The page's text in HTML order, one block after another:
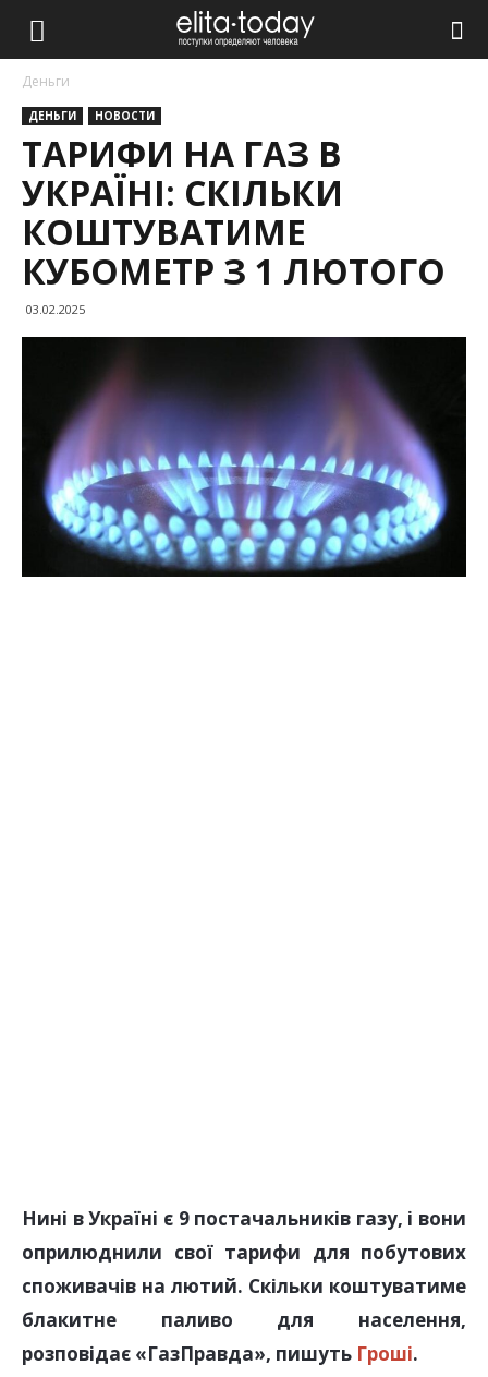
Деньги
ДЕНЬГИ НОВОСТИ
ТАРИФИ НА ГАЗ В
УКРАЇНІ: СКІЛЬКИ
КОШТУВАТИМЕ
КУБОМЕТР З 1 ЛЮТОГО
03.02.2025
Нині в Україні є 9 постачальників газу, і вони
оприлюднили свої тарифи для побутових
споживачів на лютий. Скільки коштуватиме
блакитне паливо для населення,
розповідає «ГазПравда», пишуть Гроші.